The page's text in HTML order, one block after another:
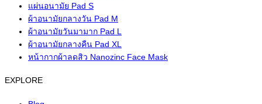
แผ่นอนามัย Pad S
ผ้าอนามัยกลางวัน Pad M
ผ้าอนามัยวันมามาก Pad L
ผ้าอนามัยกลางคืน Pad XL
หน้ากากผ้าลดสิว Nanozinc Face Mask
EXPLORE